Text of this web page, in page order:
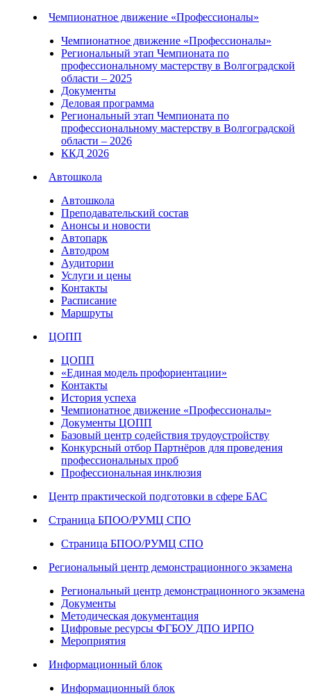
Чемпионатное движение «Профессионалы»
Чемпионатное движение «Профессионалы»
Региональный этап Чемпионата по
профессиональному мастерству в Волгоградской
области – 2025
Документы
Деловая программа
Региональный этап Чемпионата по
профессиональному мастерству в Волгоградской
области – 2026
ККД 2026
Автошкола
Автошкола
Преподавательский состав
Анонсы и новости
Автопарк
Автодром
Аудитории
Услуги и цены
Контакты
Расписание
Маршруты
ЦОПП
ЦОПП
«Единая модель профориентации»
Контакты
История успеха
Чемпионатное движение «Профессионалы»
Документы ЦОПП
Базовый центр содействия трудоустройству
Конкурсный отбор Партнёров для проведения
профессиональных проб
Профессиональная инклюзия
Центр практической подготовки в сфере БАС
Страница БПОО/РУМЦ СПО
Страница БПОО/РУМЦ СПО
Региональный центр демонстрационного экзамена
Региональный центр демонстрационного экзамена
Документы
Методическая документация
Цифровые ресурсы ФГБОУ ДПО ИРПО
Мероприятия
Информационный блок
Информационный блок